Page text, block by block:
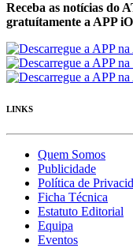
Receba as notícias do
gratuítamente a APP
LINKS
Quem Somos
Publicidade
Política de
Ficha Técnica
Estatuto Editorial
Equipa
Eventos